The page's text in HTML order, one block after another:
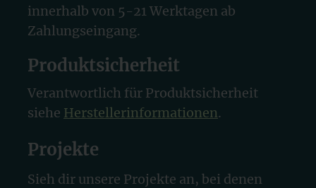
innerhalb von 5-21 Werktagen ab
Zahlungseingang.
Produktsicherheit
Verantwortlich für Produktsicherheit
siehe Herstellerinformationen.
Projekte
Sieh dir unsere Projekte an, bei denen